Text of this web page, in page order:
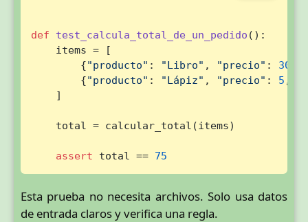
def test_calcula_total_de_un_pedido ():
    items = [
        {
"producto" : "Libro" , "precio" : 30
        {
"producto" : "Lápiz" , "precio" : 5 ,
    ]
    total = calcular_total(items)
assert total == 75
Esta prueba no necesita archivos. Solo usa datos
de entrada claros y verifica una regla.